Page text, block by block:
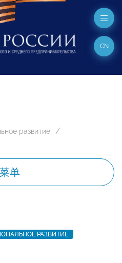
CN
развитие
菜单
РАЗВИТИЕ